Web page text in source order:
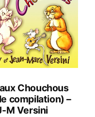
Chouchous
compilation) –
M Versini